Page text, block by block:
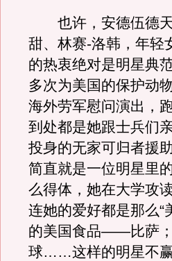
也许，安德伍德天
甜、林赛-洛韩，年轻
的热衷绝对是明星典
多次为美国的保护动
海外劳军慰问演出，
到处都是她跟士兵们
投身的无家可归者援
简直就是一位明星里
么得体，她在大学攻
连她的爱好都是那么“
的美国食品——比萨；
球……这样的明星不赢